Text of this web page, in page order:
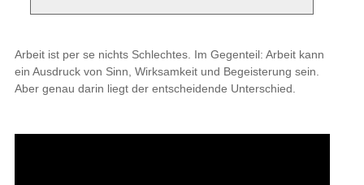
Arbeit ist per se nichts Schlechtes. Im Gegenteil: Arbeit kann
ein Ausdruck von Sinn, Wirksamkeit und Begeisterung sein.
Aber genau darin liegt der entscheidende Unterschied.